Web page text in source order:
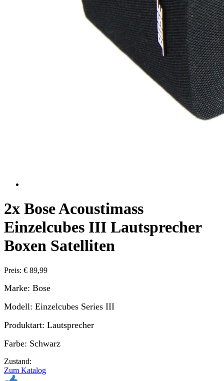
2x Bose Acoustimass
Einzelcubes III Lautsprecher
Boxen Satelliten
Preis: € 89,99
Marke: Bose
Modell: Einzelcubes Series III
Produktart: Lautsprecher
Farbe: Schwarz
Zustand:
Zum Katalog